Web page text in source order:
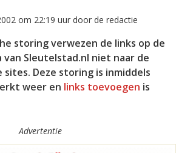
om 22:19 uur door de redactie
storing verwezen de links op de
van Sleutelstad.nl niet naar de
Deze storing is inmiddels
weer en links toevoegen is
Advertentie